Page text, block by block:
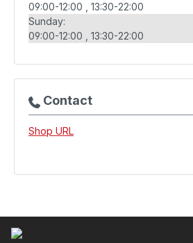
09:00-12:00
13:30-22:00
Sunday:
09:00-12:00
13:30-22:00
Contact
Shop URL